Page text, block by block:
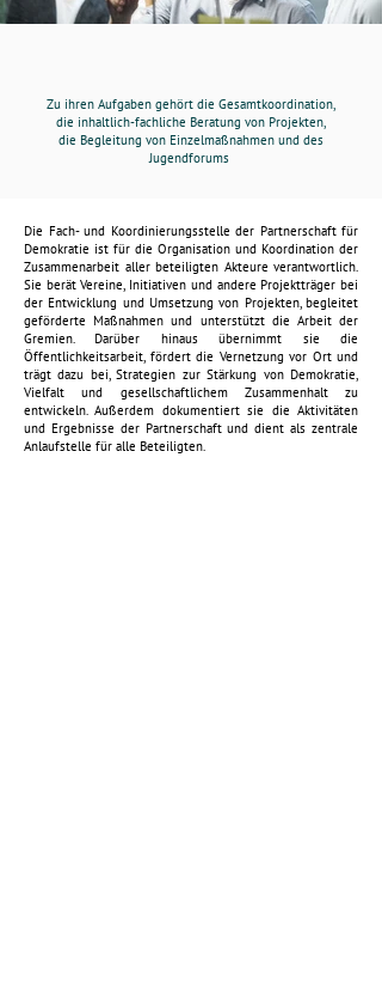
Zu ihren Aufgaben gehört die Gesamtkoordination,
die inhaltlich-fachliche Beratung von Projekten,
die Begleitung von Einzelmaßnahmen und des
Jugendforums
Die Fach- und Koordinierungsstelle der Partnerschaft für
Demokratie ist für die Organisation und Koordination der
Zusammenarbeit aller beteiligten Akteure verantwortlich.
Sie berät Vereine, Initiativen und andere Projektträger bei
der Entwicklung und Umsetzung von Projekten, begleitet
geförderte Maßnahmen und unterstützt die Arbeit der
Gremien. Darüber hinaus übernimmt sie die
Öffentlichkeitsarbeit, fördert die Vernetzung vor Ort und
trägt dazu bei, Strategien zur Stärkung von Demokratie,
Vielfalt und gesellschaftlichem Zusammenhalt zu
entwickeln. Außerdem dokumentiert sie die Aktivitäten
und Ergebnisse der Partnerschaft und dient als zentrale
Anlaufstelle für alle Beteiligten.